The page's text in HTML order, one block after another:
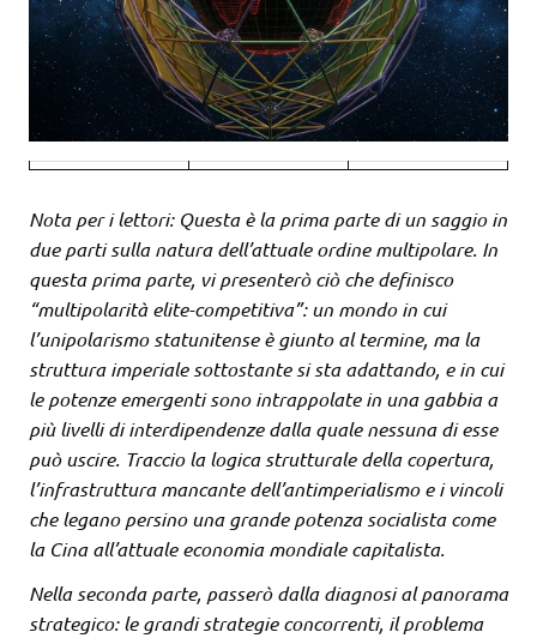
Nota per i lettori: Questa è la prima parte di un saggio in
due parti sulla natura dell’attuale ordine multipolare. In
questa prima parte, vi presenterò ciò che definisco
“multipolarità elite-competitiva”: un mondo in cui
l’unipolarismo statunitense è giunto al termine, ma la
struttura imperiale sottostante si sta adattando, e in cui
le potenze emergenti sono intrappolate in una gabbia a
più livelli di interdipendenze dalla quale nessuna di esse
può uscire. Traccio la logica strutturale della copertura,
l’infrastruttura mancante dell’antimperialismo e i vincoli
che legano persino una grande potenza socialista come
la Cina all’attuale economia mondiale capitalista.
Nella seconda parte, passerò dalla diagnosi al panorama
strategico: le grandi strategie concorrenti, il problema